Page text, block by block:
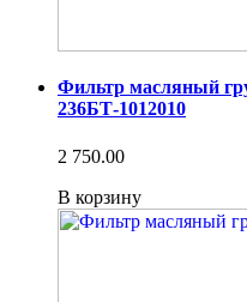
Фильтр масляный
236БТ-1012010
2 750.00
В корзину